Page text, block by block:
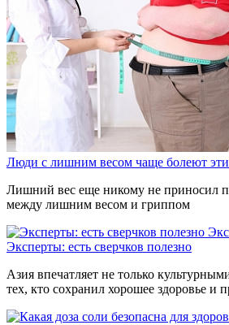
Люди с лишним весом чаще болеют
Лишний вес еще никому не приносил
между лишним весом и гриппом
Эксперты: есть сверчков полезно
Азия впечатляет не только
тех, кто сохранил хорошее здоровье и